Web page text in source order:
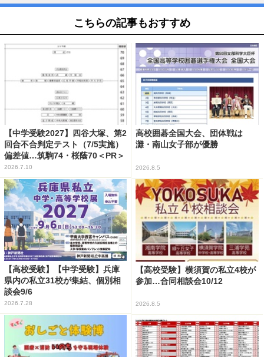
こちらの記事もおすすめ
【中学受験2027】四谷大塚、第2
回合不合判定テスト（7/5実施）
偏差値…筑駒74・桜蔭70＜PR＞
2026.7.10
高校囲碁全国大会、団体戦は
灘・南山女子部が優勝
2026.8.5
【高校受験】【中学受験】兵庫
県内の私立31校が集結、個別相
談会9/6
2026.7.28
【高校受験】横須賀の私立4校が
参加…合同相談会10/12
2026.8.5